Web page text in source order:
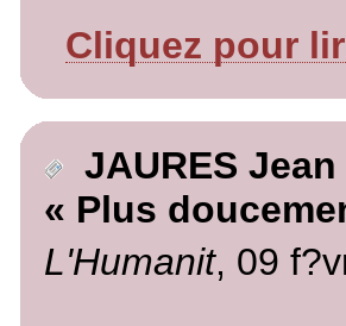
Cliquez pour
JAURES Jean
« Plus
L'Humanit, 09